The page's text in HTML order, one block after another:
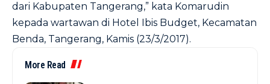
dari Kabupaten Tangerang,” kata Komarudin
kepada wartawan di Hotel Ibis Budget, Kecamatan
Benda, Tangerang, Kamis (23/3/2017).
More Read